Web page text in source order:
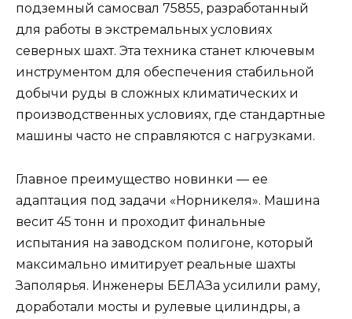
подземный самосвал 75855, разработанный
для работы в экстремальных условиях
северных шахт. Эта техника станет ключевым
инструментом для обеспечения стабильной
добычи руды в сложных климатических и
производственных условиях, где стандартные
машины часто не справляются с нагрузками.
Главное преимущество новинки — ее
адаптация под задачи «Норникеля». Машина
весит 45 тонн и проходит финальные
испытания на заводском полигоне, который
максимально имитирует реальные шахты
Заполярья. Инженеры БЕЛАЗа усилили раму,
доработали мосты и рулевые цилиндры, а